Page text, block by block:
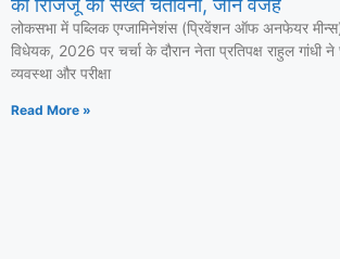
लोकसभा में पब्लिक एग्जामिनेशंस (प्रिवेंशन ऑफ अनफेयर
विधेयक, 2026 पर चर्चा के दौरान नेता प्रतिपक्ष राहुल गांधी ने
व्यवस्था और परीक्षा
Read More »